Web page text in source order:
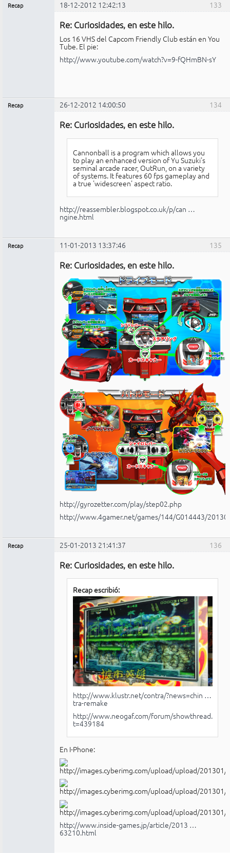
133
Recap 18-12-2012 12:42:13
Re: Curiosidades, en este hilo.
Los 16 VHS del Capcom Friendly Club están en You
Tube. El pie:
http://www.youtube.com/watch?v=9-fQHmBN-sY
134
Recap 26-12-2012 14:00:50
Re: Curiosidades, en este hilo.
Cannonball is a program which allows you
to play an enhanced version of Yu Suzuki's
seminal arcade racer, OutRun, on a variety
of systems. It features 60 fps gameplay and
a true 'widescreen' aspect ratio.
http://reassembler.blogspot.co.uk/p/can …
ngine.html
135
Recap 11-01-2013 13:37:46
Re: Curiosidades, en este hilo.
http://gyrozetter.com/play/step02.php
http://www.4gamer.net/games/144/G014443/
136
Recap 25-01-2013 21:41:37
Re: Curiosidades, en este hilo.
Recap escribió:
http://www.klustr.net/contra/?news=chin …
tra-remake
http://www.neogaf.com/forum/showthread.php?
t=439184
En I-Phone:
http://www.inside-games.jp/article/2013 …
63210.html